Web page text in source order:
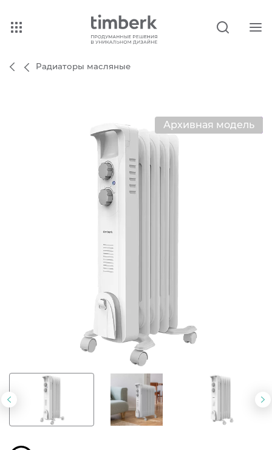
Радиаторы масляные
Хит продаж
Архивная модель
Предыдущий
слайд